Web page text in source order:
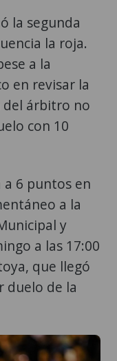
la segunda
la roja.
a la
en revisar la
del árbitro no
con 10
6 puntos en
a la
y
a las 17:00
que llegó
duelo de la